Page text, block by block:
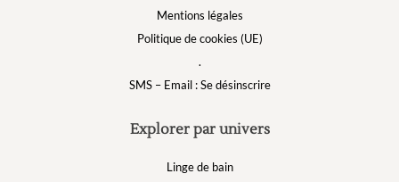
Mentions légales
Politique de cookies (UE)
.
SMS – Email : Se désinscrire
Explorer par univers
Linge de bain